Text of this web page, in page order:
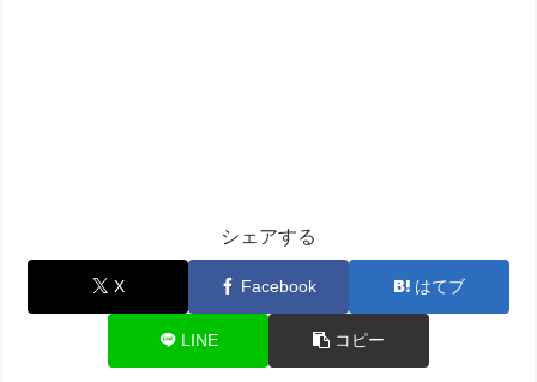
シェアする
X Facebook はてブ
LINE コピー